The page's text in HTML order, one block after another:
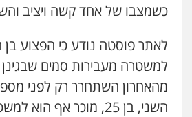
עורכי דין לענייני אסירים
עו"ד זוהר ארבל
פלילי פשיעה חמורה
קטינים
0538788878
כשמצבו של אחד קשה ויציב
למשטרה מעבירות סמים
מהאחרון השתחרר רק לפני
השני, בן 25, מוכר אף